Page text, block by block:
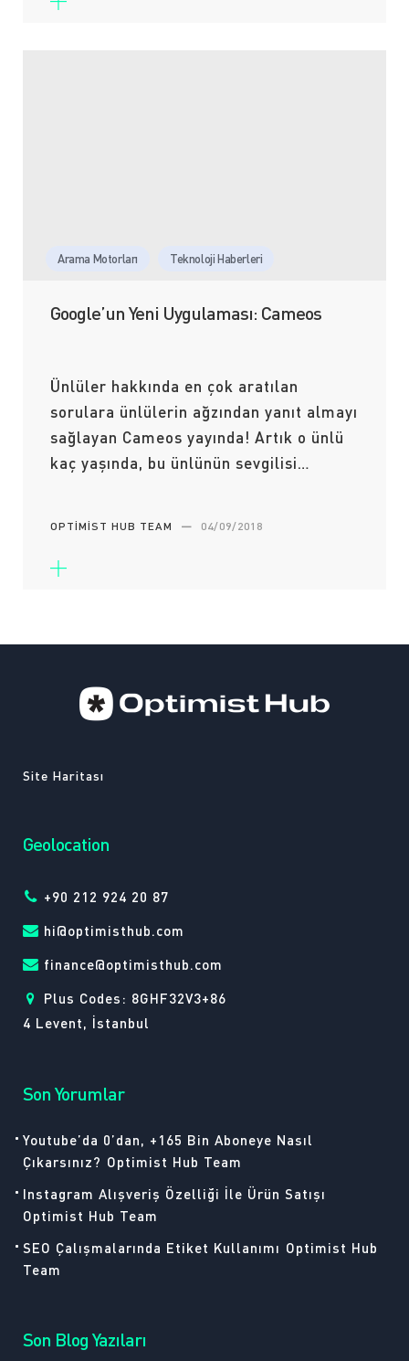
Arama Motorları Teknoloji Haberleri
Google’un Yeni Uygulaması: Cameos
Ünlüler hakkında en çok aratılan
sorulara ünlülerin ağzından yanıt almayı
sağlayan Cameos yayında! Artık o ünlü
kaç yaşında, bu ünlünün sevgilisi…
OPTIMIST HUB TEAM — 04/09/2018
Site Haritası
Geolocation
+90 212 924 20 87
hi@optimisthub.com
finance@optimisthub.com
Plus Codes: 8GHF32V3+86
4 Levent, İstanbul
Son Yorumlar
Youtube’da 0’dan, +165 Bin Aboneye Nasıl
Çıkarsınız? Optimist Hub Team
Instagram Alışveriş Özelliği İle Ürün Satışı
Optimist Hub Team
SEO Çalışmalarında Etiket Kullanımı Optimist Hub
Team
Son Blog Yazıları